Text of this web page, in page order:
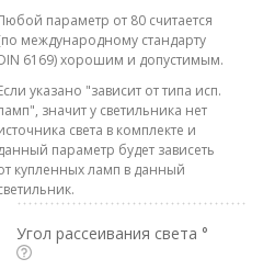
параметр от 80 считается
международному стандарту
6169) хорошим и допустимым.
указано "зависит от типа исп.
значит у светильника нет
света в комплекте и
параметр будет зависеть
купленных ламп в данный
Угол рассеивания света °